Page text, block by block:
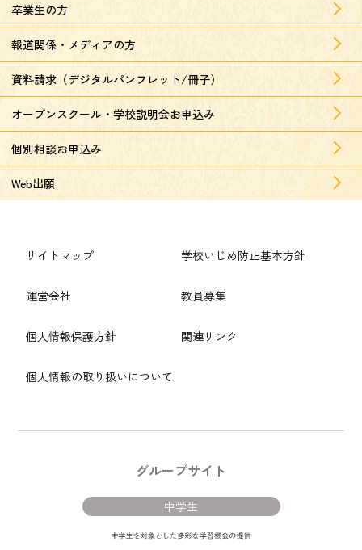
卒業生の方
報道関係・メディアの方
資料請求（デジタルパンフレット/冊子）
オープンスクール・学校説明会お申込み
個別相談お申込み
Web出願
サイトマップ
運営会社
個人情報保護方針
個人情報の取り扱いについて
学校いじめ防止基本方針
教員募集
関連リンク
グループサイト
中学生